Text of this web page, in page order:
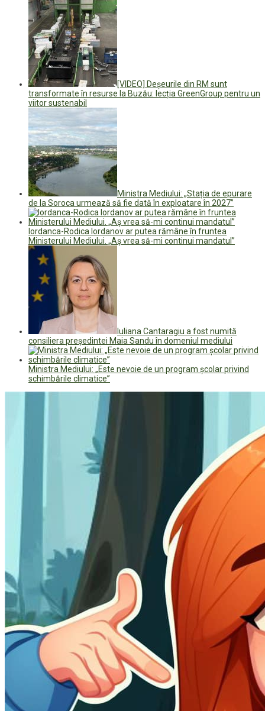
[VIDEO] Deșeurile din RM sunt
transformate în resurse la Buzău: lecția GreenGroup pentru un
viitor sustenabil
Ministra Mediului: „Stația de epurare
de la Soroca urmează să fie dată în exploatare în 2027”
Iordanca-Rodica Iordanov ar putea rămâne în fruntea
Ministerului Mediului. „Aș vrea să-mi continui mandatul”
Iuliana Cantaragiu a fost numită
consiliera președintei Maia Sandu în domeniul mediului
Ministra Mediului: „Este nevoie de un program școlar privind
schimbările climatice”